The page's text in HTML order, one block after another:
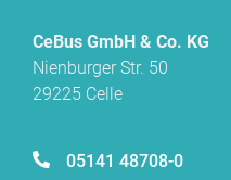
CeBus GmbH & Co. KG
Nienburger Str. 50
29225 Celle
05141 48708-0